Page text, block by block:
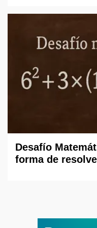
Desafío
forma de